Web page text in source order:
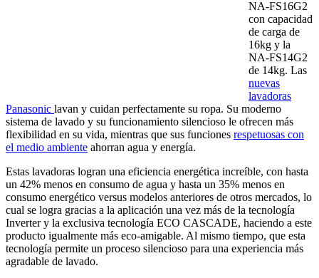
NA-FS16G2
con capacidad
de carga de
16kg y la
NA-FS14G2
de 14kg. Las
nuevas
lavadoras
Panasonic lavan y cuidan perfectamente su ropa. Su moderno
sistema de lavado y su funcionamiento silencioso le ofrecen más
flexibilidad en su vida, mientras que sus funciones respetuosas con
el medio ambiente ahorran agua y energía.
Estas lavadoras logran una eficiencia energética increíble, con hasta
un 42% menos en consumo de agua y hasta un 35% menos en
consumo energético versus modelos anteriores de otros mercados, lo
cual se logra gracias a la aplicación una vez más de la tecnología
Inverter y la exclusiva tecnología ECO CASCADE, haciendo a este
producto igualmente más eco-amigable. Al mismo tiempo, que esta
tecnología permite un proceso silencioso para una experiencia más
agradable de lavado.